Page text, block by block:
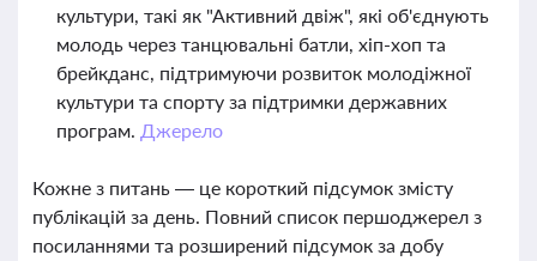
культури, такі як "Активний двіж", які об'єднують
молодь через танцювальні батли, хіп-хоп та
брейкданс, підтримуючи розвиток молодіжної
культури та спорту за підтримки державних
програм. Джерело
Кожне з питань — це короткий підсумок змісту
публікацій за день. Повний список першоджерел з
посиланнями та розширений підсумок за добу